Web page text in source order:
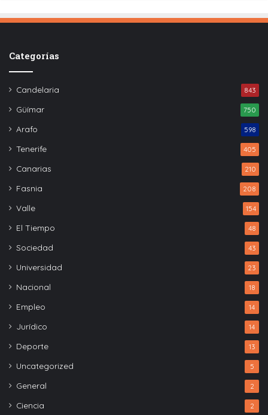
Categorías
Candelaria 843
Güímar 750
Arafo 598
Tenerife 405
Canarias 210
Fasnia 208
Valle 154
El Tiempo 48
Sociedad 43
Universidad 23
Nacional 18
Empleo 14
Jurídico 14
Deporte 13
Uncategorized 5
General 2
Ciencia 2